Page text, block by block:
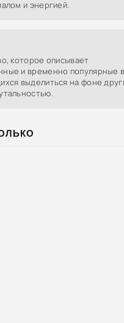
и энергией.
которое описывает
и временно популярные
выделиться на фоне